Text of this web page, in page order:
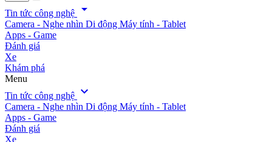
search
Tin tức công nghệ arrow_drop_down
Camera - Nghe nhìn Di động Máy tính - Tablet
Apps - Game
Đánh giá
Xe
Khám phá
Menu
Tin tức công nghệ expand_more
Camera - Nghe nhìn Di động Máy tính - Tablet
Apps - Game
Đánh giá
Xe